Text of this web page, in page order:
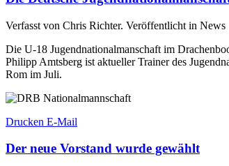
Verfasst von Chris Richter. Veröffentlicht in News
Die U-18 Jugendnationalmanschaft im
Philipp Amtsberg ist aktueller Trainer des
Rom im Juli.
Drucken E-Mail
Der neue Vorstand wurde gewählt